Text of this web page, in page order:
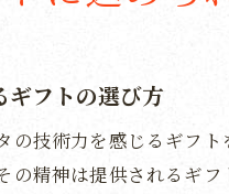
カタログギ
トヨタのア
夢を形にす
ギフトの選び方
の技術力を感じるギフ
の精神は提供されるギ